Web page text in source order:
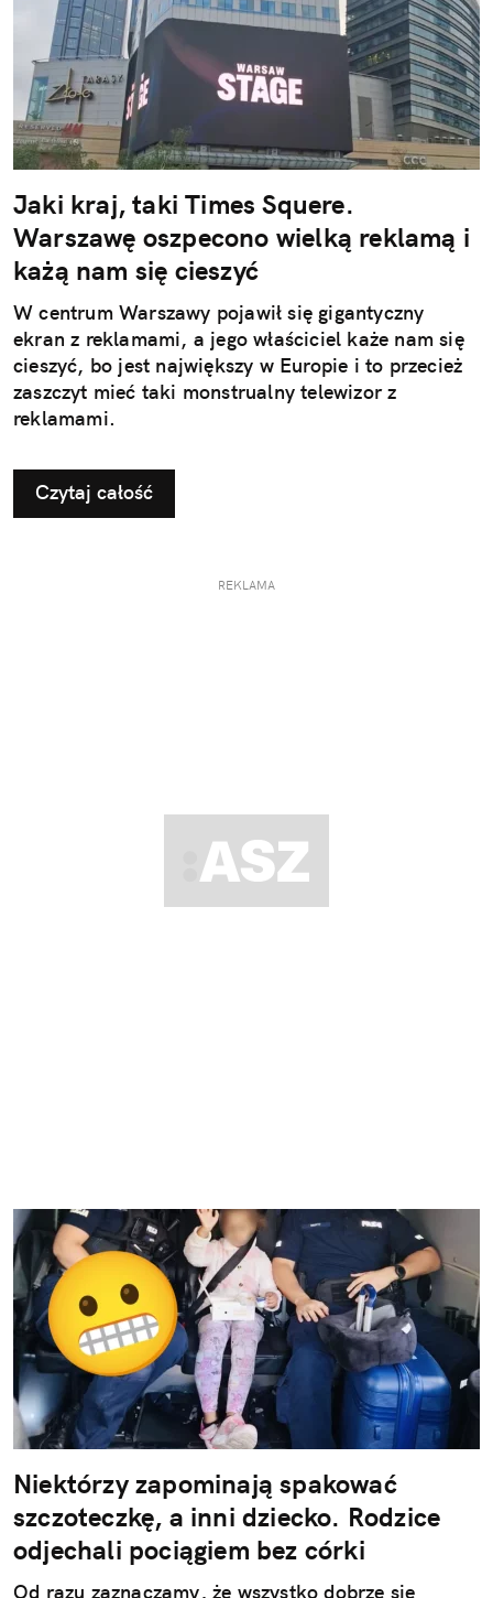
Jaki kraj, taki Times Squere.
Warszawę oszpecono wielką reklamą i
każą nam się cieszyć
W centrum Warszawy pojawił się gigantyczny
ekran z reklamami, a jego właściciel każe nam się
cieszyć, bo jest największy w Europie i to przecież
zaszczyt mieć taki monstrualny telewizor z
reklamami.
Czytaj całość
REKLAMA
Niektórzy zapominają spakować
szczoteczkę, a inni dziecko. Rodzice
odjechali pociągiem bez córki
Od razu zaznaczamy, że wszystko dobrze się